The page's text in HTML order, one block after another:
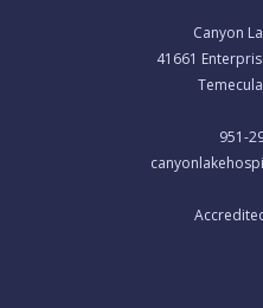
Canyon
41661
951-